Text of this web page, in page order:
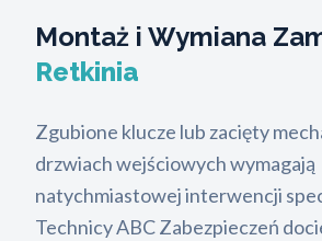
Montaż i Wymiana
Retkinia
Zgubione klucze lub zacięty
drzwiach wejściowych wymagają
natychmiastowej interwencji
Technicy ABC Zabezpieczeń